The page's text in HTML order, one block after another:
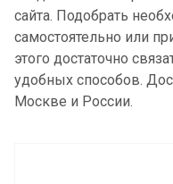
сайта. Подобрать
самостоятельно или
этого достаточно
удобных способов.
Москве и России.